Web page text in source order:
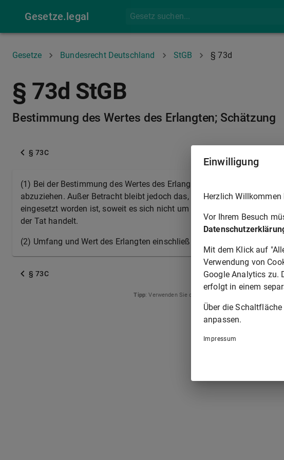
Gesetze.legal
Gesetze Bundesrecht Deutschland StGB § 73d
§ 73d StGB
Bestimmung des Wertes des Erlangten; Schätzung
§ 73C
(1) Bei der Bestimmung des Wertes des Erlangten sind die
abzuziehen. Außer Betracht bleibt jedoch das, was für die Begehung
eingesetzt worden ist, soweit es sich nicht um Leistungen zur Erfüllung
der Tat handelt.
(2) Umfang und Wert des Erlangten einschließlich der abzuziehenden
§ 73C
Tipp: Verwenden Sie die Pfeiltasten der Tastatur zur
Einwilligung
Herzlich Willkommen
Vor Ihrem Besuch
Mit dem Klick auf
Verwendung von
Google Analytics zu.
erfolgt in einem
Über die Schaltfläche
anpassen.
Impressum